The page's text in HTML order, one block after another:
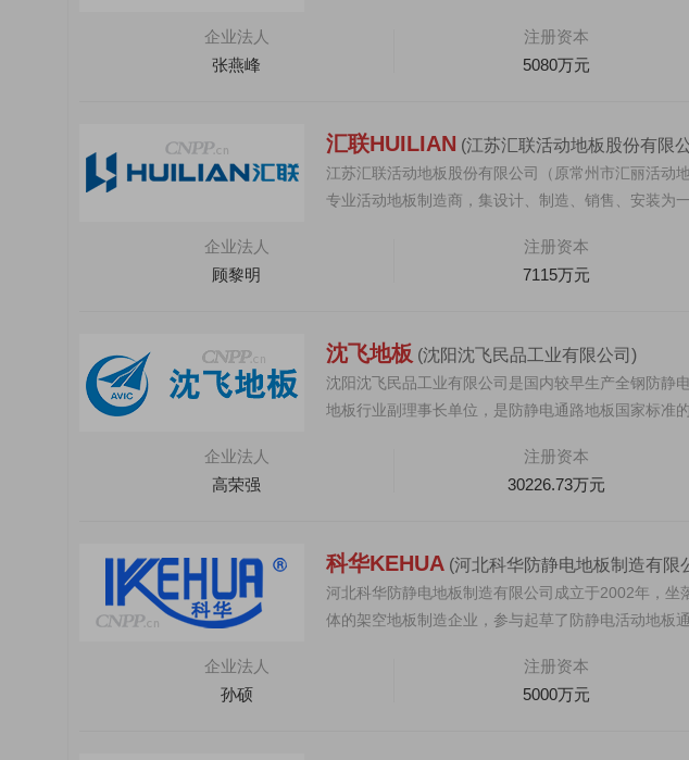
企业法人
张燕峰
注册资本
5080万元
汇联HUILIAN (江苏汇联活动地板股份有限
江苏汇联活动地板股份有限公司（原常州市汇丽活动
专业活动地板制造商，集设计、制造、销售、安装为
企业法人
顾黎明
注册资本
7115万元
沈飞地板 (沈阳沈飞民品工业有限公司)
沈阳沈飞民品工业有限公司是国内较早生产全钢防静
地板行业副理事长单位，是防静电通路地板国家标准
企业法人
高荣强
注册资本
30226.73万元
科华KEHUA (河北科华防静电地板制造有限
河北科华防静电地板制造有限公司成立于2002年，
体的架空地板制造企业，参与起草了防静电活动地板
企业法人
孙硕
注册资本
5000万元